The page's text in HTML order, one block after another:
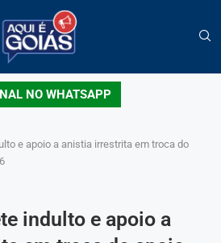
NO WHATSAPP
e apoio a anistia irrestrita em troca do
indulto e apoio a